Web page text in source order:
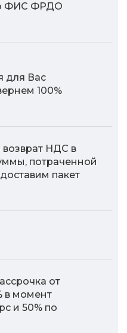
ФИС ФРДО
для Вас
100%
НДС в
потраченной
пакет
от
в момент
и 50% по